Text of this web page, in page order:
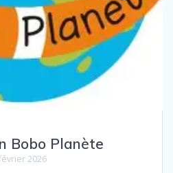
Bobo Planète
2026